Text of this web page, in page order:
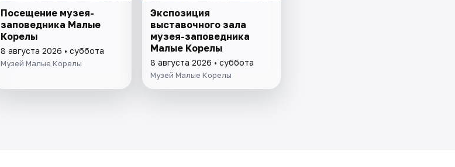
Посещение музея-
заповедника Малые
Корелы
8 августа 2026 • суббота
Музей Малые Корелы
Экспозиция
выставочного зала
музея-заповедника
Малые Корелы
8 августа 2026 • суббота
Музей Малые Корелы